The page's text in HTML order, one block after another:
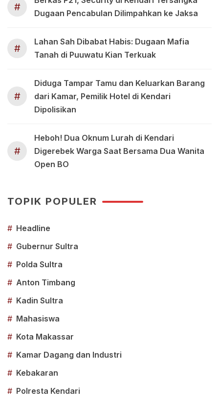
#
Dugaan Pencabulan Dilimpahkan ke Jaksa
#
Lahan Sah Dibabat Habis: Dugaan Mafia
Tanah di Puuwatu Kian Terkuak
#
Diduga Tampar Tamu dan Keluarkan Barang
dari Kamar, Pemilik Hotel di Kendari
Dipolisikan
#
Heboh! Dua Oknum Lurah di Kendari
Digerebek Warga Saat Bersama Dua Wanita
Open BO
TOPIK POPULER
# Headline
# Gubernur Sultra
# Polda Sultra
# Anton Timbang
# Kadin Sultra
# Mahasiswa
# Kota Makassar
# Kamar Dagang dan Industri
# Kebakaran
# Polresta Kendari